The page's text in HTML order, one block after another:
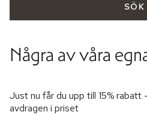
SÖK
Några av våra
Just nu får du upp till 15% rabatt
avdragen i priset